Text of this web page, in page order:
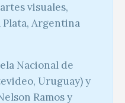
visuales,
Argentina
Nacional de
Uruguay) y
Ramos y